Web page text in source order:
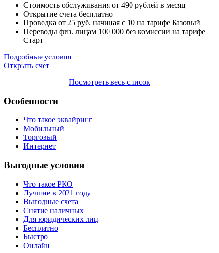
Стоимость обслуживания от 490 рублей в месяц
Открытие счета бесплатно
Проводка от 25 руб. начиная с 10 на тарифе Базовый
Переводы физ. лицам 100 000 без комиссии на тарифе
Старт
Подробные условия
Открыть счет
Посмотреть весь список
Особенности
Что такое эквайринг
Мобильный
Торговый
Интернет
Выгодные условия
Что такое РКО
Лучшие в 2021 году
Выгодные счета
Снятие наличных
Для юридических лиц
Бесплатно
Быстро
Онлайн